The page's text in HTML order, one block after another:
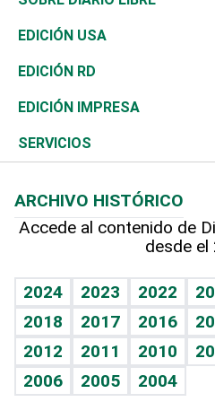
Reportajes
África
Ocenanía
Caribe
Resto del mundo
Vivienda
Telecom.
Global y variable
Economía personal
Buena Vida
Sociales
Novedades
Podcast Arte Libre
Hablando con el pediatra
Vida y familia
Eñe
Celebrando la vida
Sin complejos
Ciclismo
Tenis
Olimpismo
Más deportes
Línea de hit
TBT Deportivo
En Directo
El Espía
Noticiero Poteleche
Columnistas
Tecnología
Historia
Martes de tecnología
Cambio climático
Economía
Revista
Deportes
Opinión
Hecho en casa
Guía del dinero
EDICIÓN USA
EDICIÓN RD
EDICIÓN IMPRESA
SERVICIOS
Cumpleaños
Horóscopos
Crucigramas
ARCHIVO HISTÓRICO
Accede al contenido de
desde el
2024 2023 2022
2018
2017 2016
2012
2011 2010
2006
2005 2004